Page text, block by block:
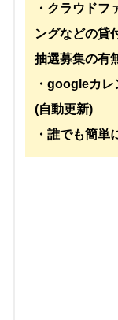
・クラウドフ
ングなどの貸
抽選募集の有
・googleカ
(自動更新)
・誰でも簡単